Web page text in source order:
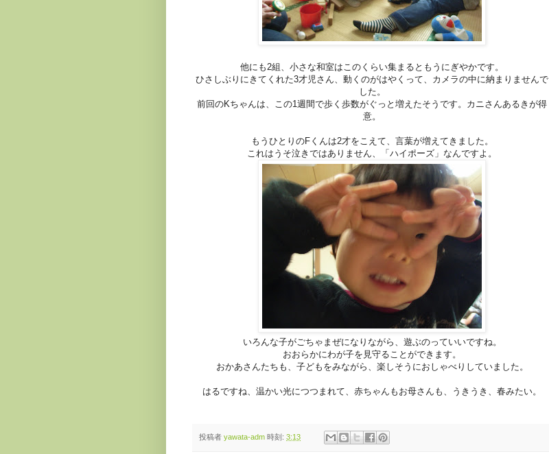
他にも2組、小さな和室はこのくらい集まるともうにぎやかです。
ひさしぶりにきてくれた3才児さん、動くのがはやくって、カメラの中に納まりませんで
した。
前回のKちゃんは、この1週間で歩く歩数がぐっと増えたそうです。カニさんあるきが得
意。
もうひとりのFくんは2才をこえて、言葉が増えてきました。
これはうそ泣きではありません、「ハイポーズ」なんですよ。
いろんな子がごちゃまぜになりながら、遊ぶのっていいですね。
おおらかにわが子を見守ることができます。
おかあさんたちも、子どもをみながら、楽しそうにおしゃべりしていました。
はるですね、温かい光につつまれて、赤ちゃんもお母さんも、うきうき、春みたい。
投稿者 yawata-adm 時刻: 3:13